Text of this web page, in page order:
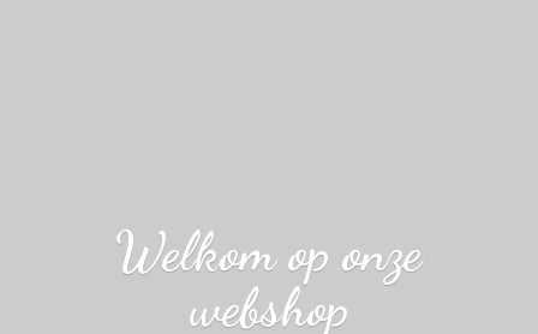
Welkom oponze
webshop